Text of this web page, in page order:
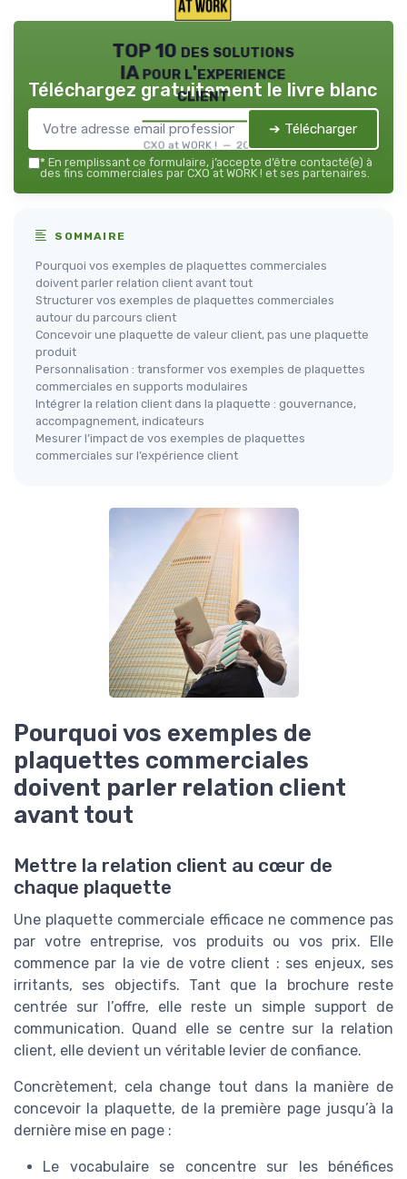
TOP 10 des solutions
IA pour l'experience
client
CXO at WORK ! — 2026
Téléchargez gratuitement le livre blanc
➔ Télécharger
* En remplissant ce formulaire, j’accepte d’être contacté(e) à
des fins commerciales par CXO at WORK ! et ses partenaires.
SOMMAIRE
Pourquoi vos exemples de plaquettes commerciales
doivent parler relation client avant tout
Structurer vos exemples de plaquettes commerciales
autour du parcours client
Concevoir une plaquette de valeur client, pas une plaquette
produit
Personnalisation : transformer vos exemples de plaquettes
commerciales en supports modulaires
Intégrer la relation client dans la plaquette : gouvernance,
accompagnement, indicateurs
Mesurer l’impact de vos exemples de plaquettes
commerciales sur l’expérience client
Pourquoi vos exemples de
plaquettes commerciales
doivent parler relation client
avant tout
Mettre la relation client au cœur de
chaque plaquette
Une plaquette commerciale efficace ne commence pas
par votre entreprise, vos produits ou vos prix. Elle
commence par la vie de votre client : ses enjeux, ses
irritants, ses objectifs. Tant que la brochure reste
centrée sur l’offre, elle reste un simple support de
communication. Quand elle se centre sur la relation
client, elle devient un véritable levier de confiance.
Concrètement, cela change tout dans la manière de
concevoir la plaquette, de la première page jusqu’à la
dernière mise en page :
Le vocabulaire se concentre sur les bénéfices